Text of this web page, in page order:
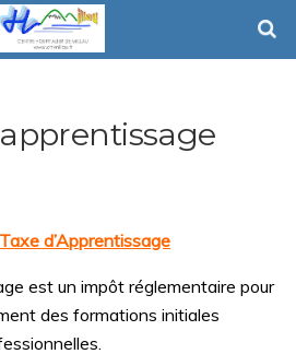
d’Apprentissage
est un impôt réglementaire pour
des formations initiales